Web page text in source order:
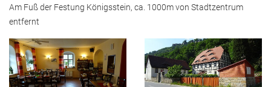
Am Fuß der Festung Königsstein, ca. 1000m von Stadtzentrum
entfernt